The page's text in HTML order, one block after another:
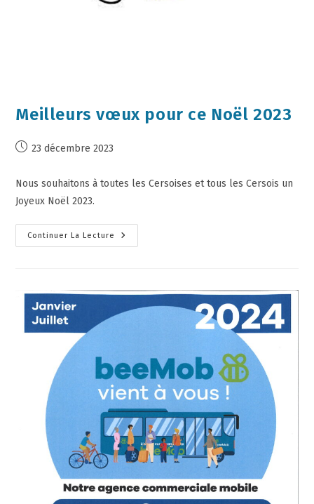
Meilleurs vœux pour ce Noël 2023
23 décembre 2023
Nous souhaitons à toutes les Cersoises et tous les Cersois un
Joyeux Noël 2023.
Continuer La Lecture